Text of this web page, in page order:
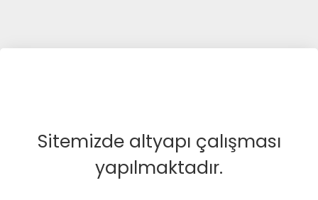
Sitemizde altyapı çalışması
yapılmaktadır.